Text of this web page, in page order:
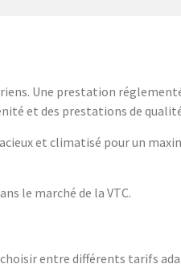
Une prestation
et des prestations de
et climatisé pour un
le marché de la VTC.
entre différents tarifs